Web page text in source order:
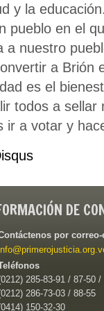
y la
pueblo en el
a nuestro
a Brión
es el
todos a
a votar y
DE
por
285-83-91 / 87-50 /
286-73-03 / 88-55
150-32-30